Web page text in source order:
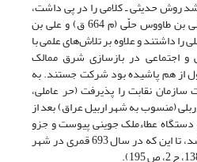
روش حدیثی ـ کلامی را در پی داشت،
دانشمندانی چون على بن موسى بن طاووس حلّی (م 664 ق) و على بن
ق) نقش اصلی را داشتند و علاوه بر تلاش‌های علمی با
اجتماعی در بازسازی شرق ممالک
از هم پاشیده بود شرکت جستند. به
نقابت را پذیرفت (حر عاملی،
عیسى اِربلى (منسوب به شهر اربیل عراق) بعد از
دستگاه عطاءملک جوینی پیوست و جزو
بزرگان دیوان عراق در بغداد شد، تا این که در سال 693 قمری در شهر